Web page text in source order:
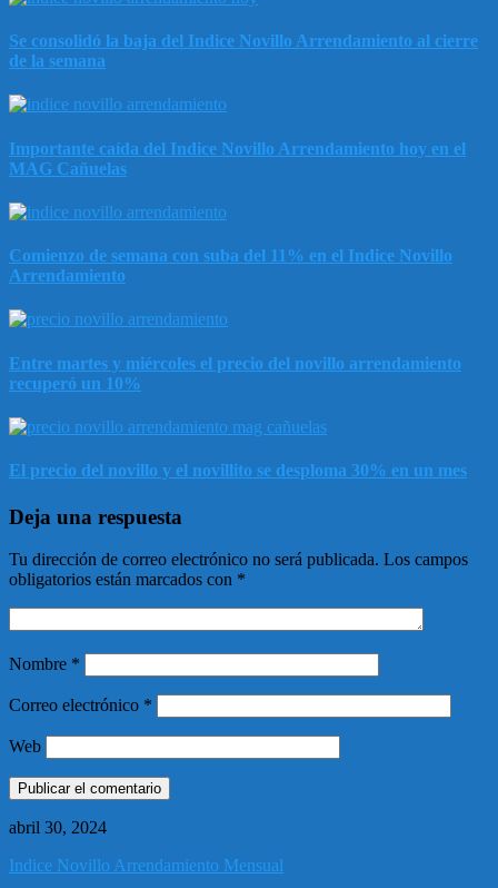
Se consolidó la baja del Indice Novillo Arrendamiento al cierre
de la semana
Importante caída del Indice Novillo Arrendamiento hoy en el
MAG Cañuelas
Comienzo de semana con suba del 11% en el Indice Novillo
Arrendamiento
Entre martes y miércoles el precio del novillo arrendamiento
recuperó un 10%
El precio del novillo y el novillito se desploma 30% en un mes
Deja una respuesta
Tu dirección de correo electrónico no será publicada. Los campos
obligatorios están marcados con *
Nombre *
Correo electrónico *
Web
abril 30, 2024
Indice Novillo Arrendamiento Mensual